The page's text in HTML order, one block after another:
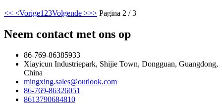
<< <Vorige1 23Volgende >>> Pagina 2 / 3
Neem contact met ons op
86-769-86385933
Xiayicun Industriepark, Shijie Town, Dongguan, Guangdong,
China
mingxing.sales@outlook.com
86-769-86326051
8613790684810